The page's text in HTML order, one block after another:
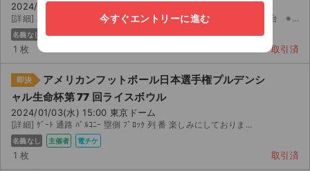
2024/01/03(水) 15:00 東京ドーム
[詳細] バルコニー指定席（食事なし） 塁側 ゲート 通路 列 番台 ※通路側 スケジュ...
名義なし 主催者 電チケ
1 枚 取引済
即決
アメリカンフットボール日本選手権プルデンシ
ャル生命杯第 77 回ライスボウル
2024/01/03(水) 15:00 東京ドーム
[詳細] ｹﾞｰﾄ 通路 ﾊﾞﾙｺﾆｰ 塁側 ﾌﾞﾛｯｸ 列 番 楽しみにしておりま...
名義なし 主催者 電チケ
1 枚 取引済
今すぐエントリーに進む